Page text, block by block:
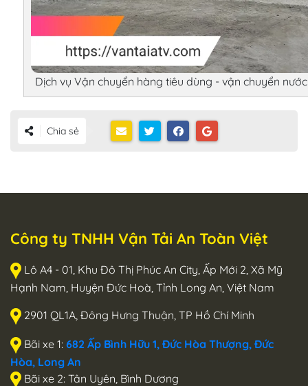
Dịch vụ Vận chuyển hàng tiêu dùng - vận chuyển
Chia sẻ
Công ty TNHH Vận Tải An Toàn Việt
Lô A4 - 01, Khu Đô Thị Phúc An City, Ấp Mới 2, Xã Mỹ
Hạnh Nam, Huyện Đức Hoà, Tỉnh Long An, Việt Nam
2901 QL1A, Đông Hưng Thuận, TP Hồ Chí Minh
Bãi xe 1: 682 Ấp Bình Hữu 1, Đức Hòa Thượng, Đức
Hòa, Long An
Bãi xe 2: Tân Uyên, Bình Dương